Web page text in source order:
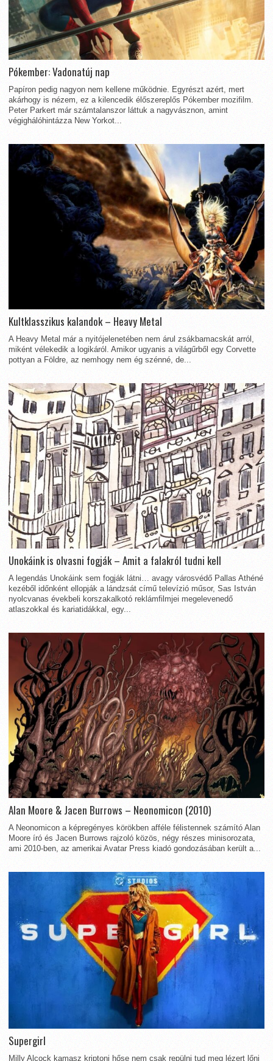
Pókember: Vadonatúj nap
Papíron pedig nagyon nem kellene működnie. Egyrészt azért, mert
akárhogy is nézem, ez a kilencedik élőszereplős Pókember mozifilm.
Peter Parkert már számtalanszor láttuk a nagyvásznon, amint
végighálóhintázza New Yorkot...
Kultklasszikus kalandok – Heavy Metal
A Heavy Metal már a nyitójelenetében nem árul zsákbamacskát arról,
miként vélekedik a logikáról. Amikor ugyanis a világűrből egy Corvette
pottyan a Földre, az nemhogy nem ég szénné, de...
Unokáink is olvasni fogják – Amit a falakról tudni kell
A legendás Unokáink sem fogják látni… avagy városvédő Pallas Athéné
kezéből időnként ellopják a lándzsát című televízió műsor, Sas István
nyolcvanas évekbeli korszakalkotó reklámfilmjei megelevenedő
atlaszokkal és kariatidákkal, egy...
Alan Moore & Jacen Burrows – Neonomicon (2010)
A Neonomicon a képregényes körökben afféle félistennek számító Alan
Moore író és Jacen Burrows rajzoló közös, négy részes minisorozata,
ami 2010-ben, az amerikai Avatar Press kiadó gondozásában került a...
Supergirl
Milly Alcock kamasz kriptoni hőse nem csak repülni tud meg lézert lőni